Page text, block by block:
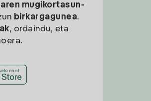
mugikortasun-
birkargagunea.
, ordaindu, eta